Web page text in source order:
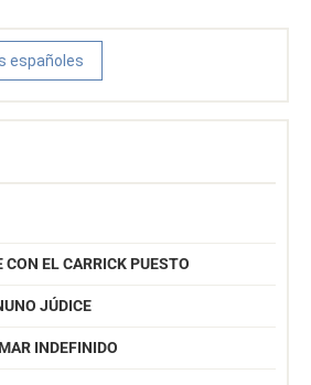
españoles
CON EL CARRICK PUESTO
JÚDICE
INDEFINIDO